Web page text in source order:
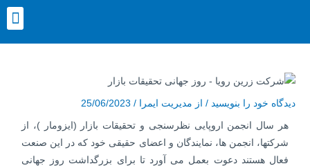
محتوا
دیدگاه‌ خود را بنویسید / از مدیریت ایمرا/
25/06/2023
هر سال انجمن اروپایی نظرسنجی و تحقیقات بازار (ایزومار )، از
شرکتها، انجمن ها، نمایندگان و اعضای حقیقی خود که در این صنعت
فعال هستند دعوت بعمل می آورد تا برای بزرگداشت روز جهانی
نوشته